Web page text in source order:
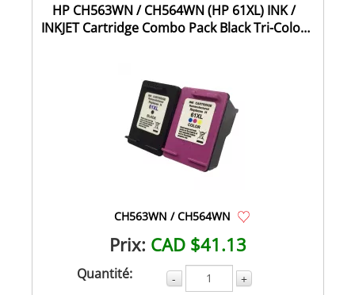
HP CH563WN / CH564WN (HP 61XL) INK /
INKJET Cartridge Combo Pack Black Tri-Color
CH563WN / CH564WN
Prix: CAD $41.13
Quantité: - +